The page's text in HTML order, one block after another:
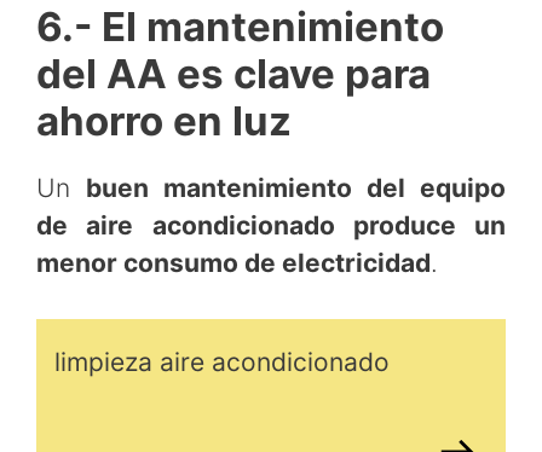
6.- El mantenimiento
del AA es clave para
ahorro en luz
Un buen mantenimiento del equipo
de aire acondicionado produce un
menor consumo de electricidad.
limpieza aire acondicionado